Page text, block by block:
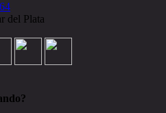
del Plata